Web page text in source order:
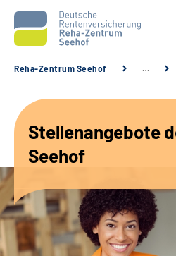
Unsere Angebote
Karriere
Sozialdienste & Zuweisende
Reha-Zentrum Seehof …
Stellenangebote
Seehof